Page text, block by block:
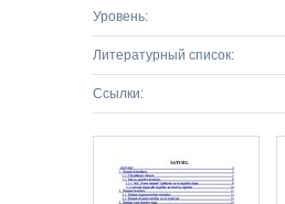
Уровень:
Литературный список:
Ссылки: